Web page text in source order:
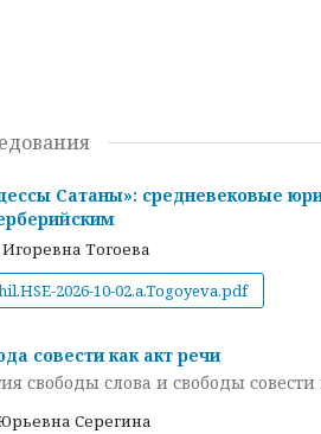
Сатаны»: средневековые
Тогоева
2026-10-02.a.Togoyeva.pdf
совести как акт речи
свободы слова и свободы
Серегина